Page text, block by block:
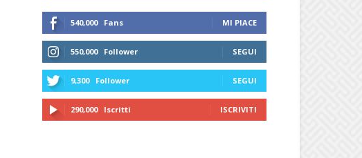
540,000 Fans MI PIACE
550,000 Follower SEGUI
9,300 Follower SEGUI
290,000 Iscritti ISCRIVITI